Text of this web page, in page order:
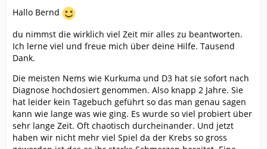
Hallo Bernd
du nimmst die wirklich viel Zeit mir alles zu beantworten.
Ich lerne viel und freue mich über deine Hilfe. Tausend
Dank.
Die meisten Nems wie Kurkuma und D3 hat sie sofort nach
Diagnose hochdosiert genommen. Also knapp 2 Jahre. Sie
hat leider kein Tagebuch geführt so das man genau sagen
kann wie lange was wie ging. Es wurde so viel probiert über
sehr lange Zeit. Oft chaotisch durcheinander. Und jetzt
haben wir nicht mehr viel Spiel da der Krebs so gross